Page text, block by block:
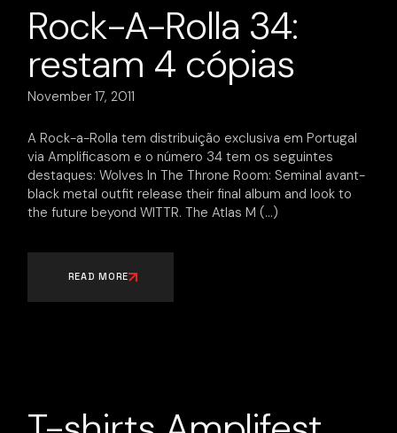
Rock-A-Rolla 34:
restam 4 cópias
November 17, 2011
A Rock-a-Rolla tem distribuição exclusiva em Portugal
via Amplificasom e o número 34 tem os seguintes
destaques: Wolves In The Throne Room: Seminal avant-
black metal outfit release their final album and look to
the future beyond WITTR. The Atlas M
READ MORE